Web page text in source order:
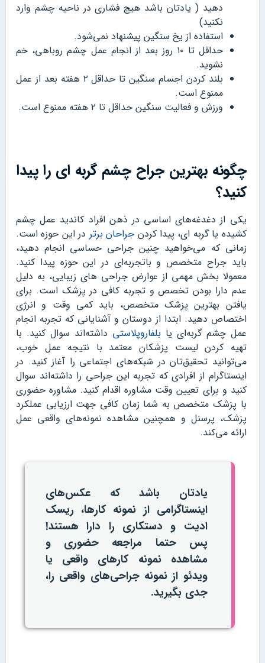
دهید ( یادتان باشد هیچ فشاری در ناحیه چشم وارد
نکنید)
استفاده از یخ سنگین پیشنهاد نمی‌شود.
حداقل تا ۱۰ روز بعد از انجام عمل چشم روباهی، خم
نشوید.
بلند کردن اجسام سنگین تا حداقل ۲ هفته بعد از عمل
ممنوع است.
ورزش و فعالیت سنگین حداقل تا ۲ هفته ممنوع است.
چگونه بهترین جراح چشم گربه ای را پیدا
کنید؟
یکی از دغدغه‌های اساسی در ذهن افراد کاندید عمل چشم
کشیده یا گربه ای، پیدا کردن جراحان برتر در این حوزه است.
زمانی که می‌خواهید چنین جراحی حساسی انجام دهید،
باید جراح متخصص و باتجربه‌ای در این حوزه پیدا کنید.
معمولا بخش مهمی از عوارض جراحی‌ های زیبایی، به دلیل
عدم دارا بودن تخصص و تجربه کافی در پزشک است. برای
یافتن بهترین پزشک متخصص، باید کمی وقت و انرژی
اختصاص دهید. ابتدا از دوستان و آشنایانی که تجربه انجام
عمل چشم گربه‌ای یا بلفاروپلاستی داشته‌اند سوال کنید. با
تهیه کردن لیست پزشکان معتمد با نتیجه عمل خوب،
می‌توانید تحقیق‌تان در شبکه‌های اجتماعی را آغاز کنید. در
اینستاگرام از افرادی که تجربه این جراحی را داشته‌اند سوال
کنید و برای تعیین وقت مشاوره اقدام کنید. مشاوره حضوری
با پزشک متخصص به شما زمان کافی جهت ارزیابی عملکرد
پزشک، پرسنل و همچنین مشاهده نمونه‌های واقعی عمل
ارائه می‌کند.
یادتان باشد که عکس‌های
اینستاگرامی از نمونه کارها، ریسک
ادیت و دستکاری را دارا هستند!
پس حتما مراجعه حضوری و
مشاهده نمونه کارهای واقعی یا
ویدئو از نمونه جراحی‌های واقعی را،
جدی بگیرید.